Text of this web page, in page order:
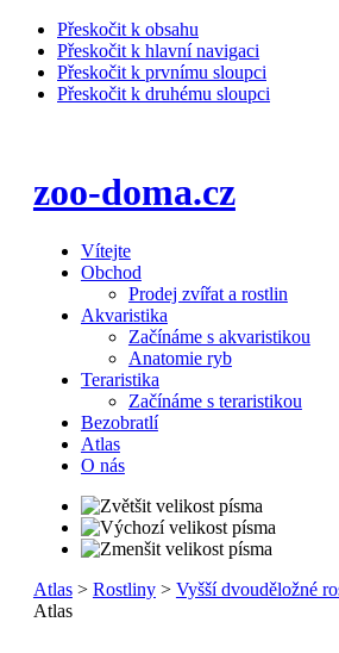
Přeskočit k obsahu
Přeskočit k hlavní navigaci
Přeskočit k prvnímu sloupci
Přeskočit k druhému sloupci
zoo-doma.cz
Vítejte
Obchod
Prodej zvířat a rostlin
Akvaristika
Začínáme s akvaristikou
Anatomie ryb
Teraristika
Začínáme s teraristikou
Bezobratlí
Atlas
O nás
Atlas> Rostliny> Vyšší dvouděložné
Atlas